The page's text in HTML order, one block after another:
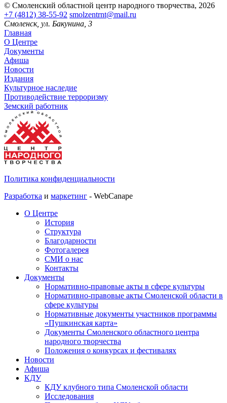
© Смоленский областной центр народного творчества, 2026
+7 (4812) 38-55-92 smolzentrnt@mail.ru
Смоленск, ул. Бакунина, 3
Главная
О Центре
Документы
Афиша
Новости
Издания
Культурное наследие
Противодействие терроризму
Земский работник
Политика конфиденциальности
Разработка и маркетинг - WebCanape
О Центре
История
Структура
Благодарности
Фотогалерея
СМИ о нас
Контакты
Документы
Нормативно-правовые акты в сфере культуры
Нормативно-правовые акты Смоленской области в
сфере культуры
Нормативные документы участников программы
«Пушкинская карта»
Документы Смоленского областного центра
народного творчества
Положения о конкурсах и фестивалях
Новости
Афиша
КДУ
КДУ клубного типа Смоленской области
Исследования